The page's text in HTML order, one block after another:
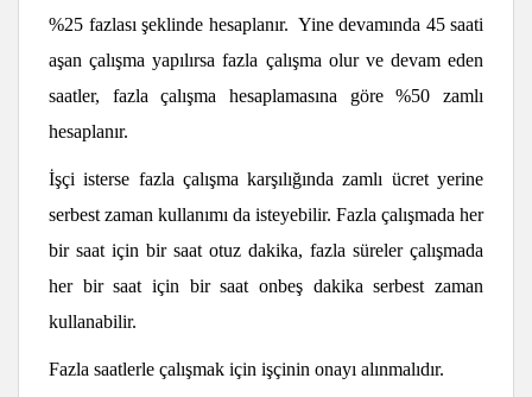
%25 fazlası şeklinde hesaplanır. Yine devamında 45 saati
aşan çalışma yapılırsa fazla çalışma olur ve devam eden
saatler, fazla çalışma hesaplamasına göre %50 zamlı
hesaplanır.
İşçi isterse fazla çalışma karşılığında zamlı ücret yerine
serbest zaman kullanımı da isteyebilir. Fazla çalışmada her
bir saat için bir saat otuz dakika, fazla süreler çalışmada
her bir saat için bir saat onbeş dakika serbest zaman
kullanabilir.
Fazla saatlerle çalışmak için işçinin onayı alınmalıdır.